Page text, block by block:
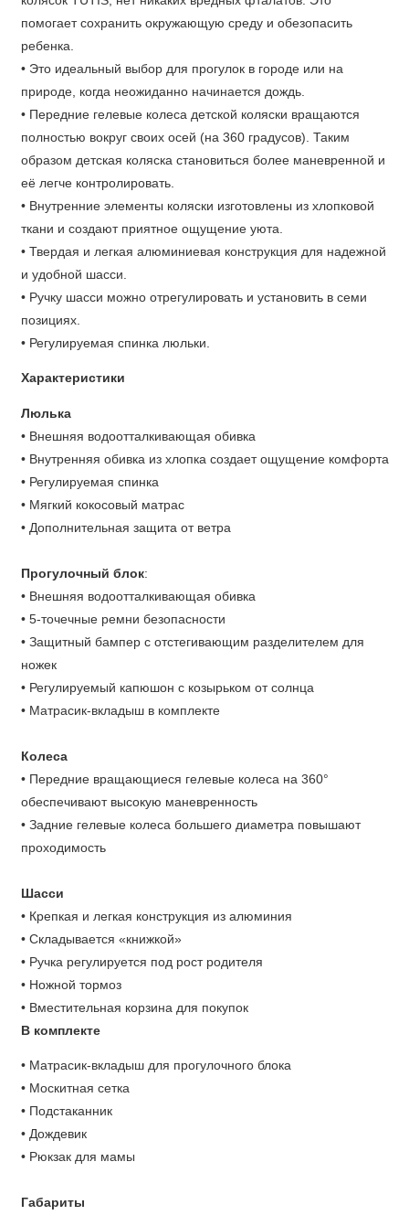
На любой дороге и в любой местности вы легко сможете
проехать в коляске Тутис Нани Экокожа 2 в 1 за счёт легкого
и надежного шасси из алюминия. Гелевые колёса
достаточно широкие, а большие задние колёса делают
коляску особенно проходимой. Мягкая амортизация на
колёсах для самых комфортных прогулок! А о безопасности
позаботится удобный ножной тормоз. Шасси легко
складывается и не занимает много места. Вы сможете
компактно хранить вашу коляску где захотите.
Эргономичная ручка выполненная из приятной экокожи и
легко регулируется по высоте. А для личного комфорта в
комплектации предусмотрена вместительный стильный
рюкзак, подстаканник для ваших напитков и большая сумка
для покупок.
помогает сохранить окружающую среду и обезопасить
ребенка.
• Это идеальный выбор для прогулок в городе или на
природе, когда неожиданно начинается дождь.
• Передние гелевые колеса детской коляски вращаются
полностью вокруг своих осей (на 360 градусов). Таким
образом детская коляска становиться более маневренной и
её легче контролировать.
• Внутренние элементы коляски изготовлены из хлопковой
ткани и создают приятное ощущение уюта.
• Твердая и легкая алюминиевая конструкция для надежной
и удобной шасси.
• Ручку шасси можно отрегулировать и установить в семи
позициях.
• Регулируемая спинка люльки.
Характеристики
Люлька
• Внешняя водоотталкивающая обивка
• Внутренняя обивка из хлопка создает ощущение комфорта
• Регулируемая спинка
• Мягкий кокосовый матрас
• Дополнительная защита от ветра
Прогулочный блок:
• Внешняя водоотталкивающая обивка
• 5-точечные ремни безопасности
• Защитный бампер с отстегивающим разделителем для
ножек
• Регулируемый капюшон с козырьком от солнца
• Матрасик-вкладыш в комплекте
Колеса
• Передние вращающиеся гелевые колеса на 360°
обеспечивают высокую маневренность
• Задние гелевые колеса большего диаметра повышают
проходимость
Шасси
• Крепкая и легкая конструкция из алюминия
• Складывается «книжкой»
• Ручка регулируется под рост родителя
• Ножной тормоз
• Вместительная корзина для покупок
В комплекте
• Матрасик-вкладыш для прогулочного блока
• Москитная сетка
• Подстаканник
• Дождевик
• Рюкзак для мамы
Габариты